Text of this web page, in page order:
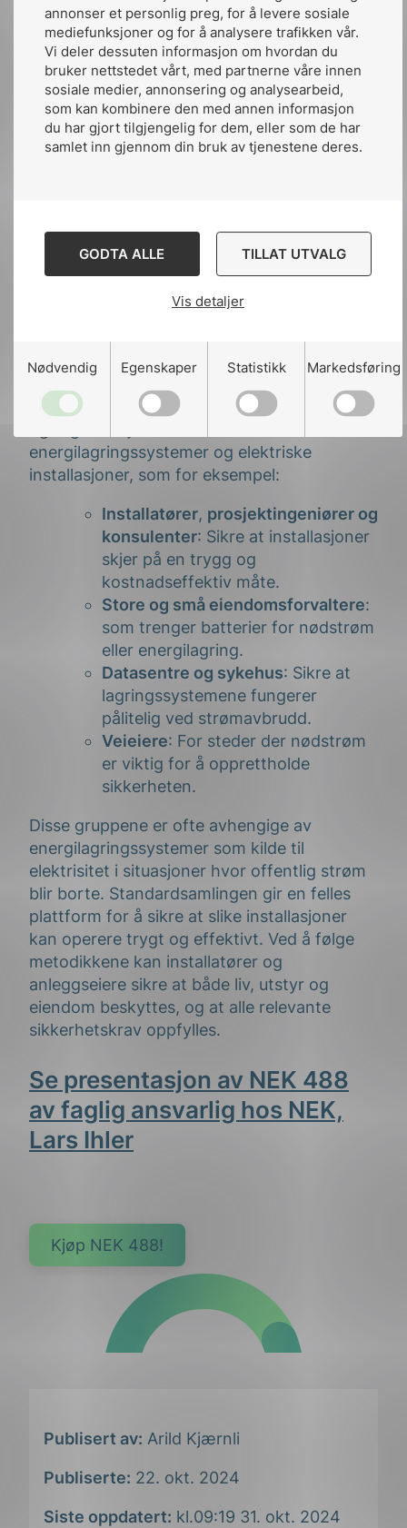
annonser et personlig preg, for å levere sosiale
mediefunksjoner og for å analysere trafikken vår.
Vi deler dessuten informasjon om hvordan du
bruker nettstedet vårt, med partnerne våre innen
sosiale medier, annonsering og analysearbeid,
som kan kombinere den med annen informasjon
du har gjort tilgjengelig for dem, eller som de har
samlet inn gjennom din bruk av tjenestene deres.
GODTA ALLE TILLAT UTVALG
Vis detaljer
Nødvendig Egenskaper Statistikk Markedsføring
Ved å ha NEK 488 som krav i kontraktene til
installatør sikrer man at krav til sikkerheten i
anlegget er juridisk bindende. Dette gir
transparente krav, som vil minimere
tvistenivået i installasjonsprosessen.
Anleggseier vil være trygg på at
et globalt miljø og kan brukes på anlegg av
alle størrelser.
Hvem bør bruke NEK 488?
For mange organisasjoner kan et bortfall av
og NEK 488 retter seg mot alle fagpersoner
energilagringssystemer og elektriske
installasjoner, som for eksempel:
Installatører, prosjektingeniører og
konsulenter: Sikre at installasjoner
skjer på en trygg og
kostnadseffektiv måte.
Store og små eiendomsforvaltere:
som trenger batterier for nødstrøm
eller energilagring.
Datasentre og sykehus: Sikre at
lagringssystemene fungerer
pålitelig ved strømavbrudd.
Veieiere: For steder der nødstrøm
er viktig for å opprettholde
sikkerheten.
Disse gruppene er ofte avhengige av
energilagringssystemer som kilde til
elektrisitet i situasjoner hvor offentlig strøm
blir borte. Standardsamlingen gir en felles
plattform for å sikre at slike installasjoner
kan operere trygt og effektivt. Ved å følge
metodikkene kan installatører og
anleggseiere sikre at både liv, utstyr og
eiendom beskyttes, og at alle relevante
sikkerhetskrav oppfylles.
Se presentasjon av NEK 488
av faglig ansvarlig hos NEK,
Lars Ihler
Kjøp NEK 488!
Publisert av: Arild Kjærnli
Publiserte: 22. okt. 2024
Siste oppdatert: kl.09:19 31. okt. 2024